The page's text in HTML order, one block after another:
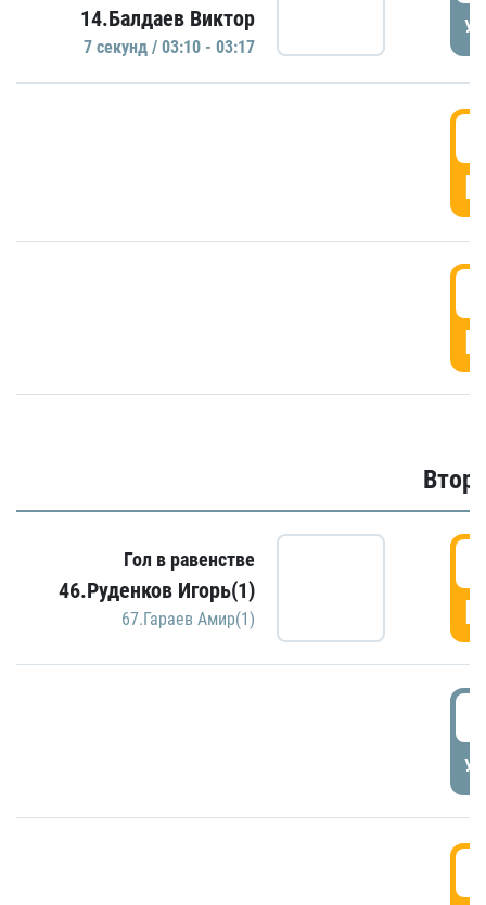
14.Балдаев Виктор
7 секунд / 03:10 - 03:17
Гол в равенстве
46.Руденков Игорь(1)
67.Гараев Амир(1)